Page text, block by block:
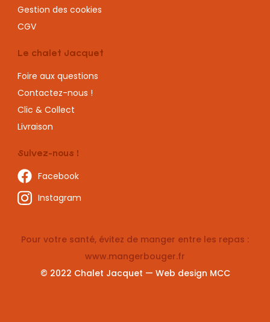
Gestion des cookies
CGV
Le chalet Jacquet
Foire aux questions
Contactez-nous !
Clic & Collect
Livraison
Suivez-nous !
Facebook
Instagram
Pour votre santé, évitez de manger entre les repas :
www.mangerbouger.fr
© 2022 Chalet Jacquet — Web design MCC